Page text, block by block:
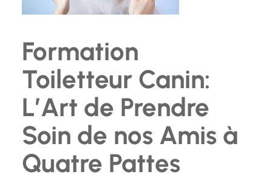
Formation
Toiletteur Canin:
L’Art de Prendre
Soin de nos Amis à
Quatre Pattes